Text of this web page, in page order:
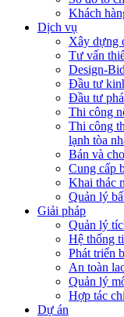
Khách
Dịch vụ
Xây dựng
Tư vấn
Design-
Đầu tư
Đầu tư
Thi công
Thi công
lạnh tòa
Bán và
Cung cấp
Khai thác
Quản lý
Giải pháp
Quản lý
Hệ thống
Phát triển
An toàn
Quản lý
Hợp tác
Dự án